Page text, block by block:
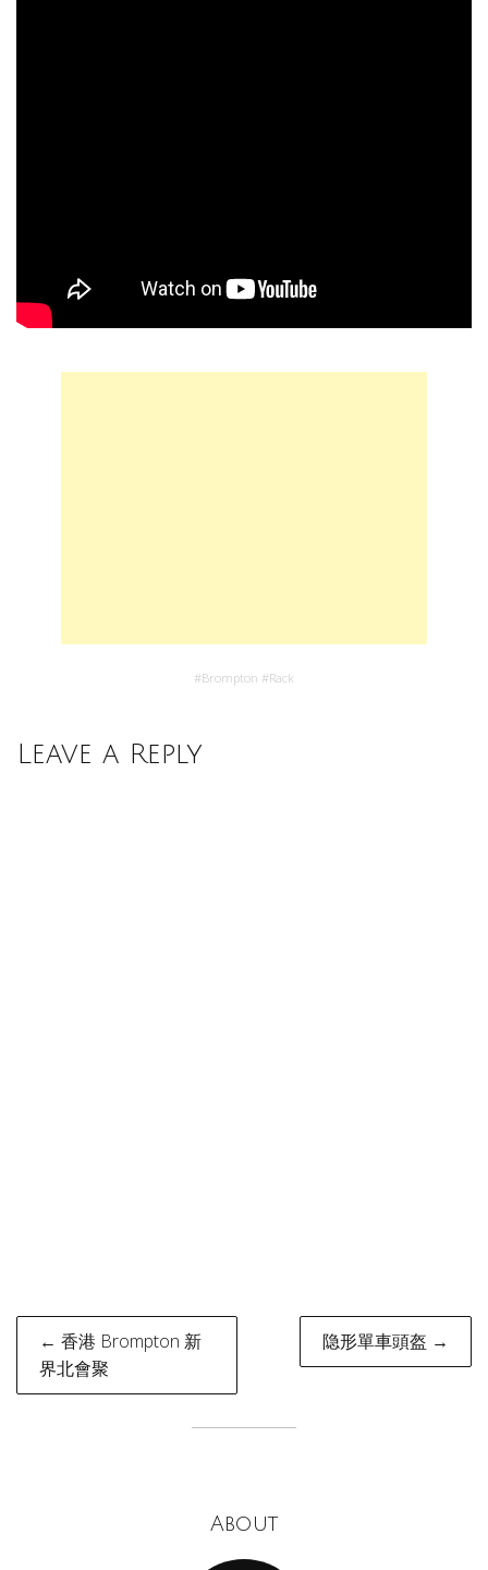
#Brompton #Rack
Leave a Reply
Post
navigation
← 香港 Brompton 新
界北會聚
隐形單車頭盔 →
About